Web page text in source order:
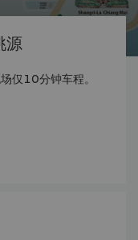
源
仅10分钟车程。